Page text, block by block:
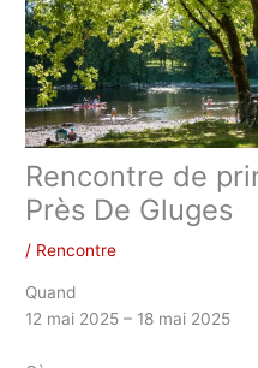
Rencontre de
Près De Gluges
/ Rencontre
Quand
12 mai 2025 – 18 mai 2025